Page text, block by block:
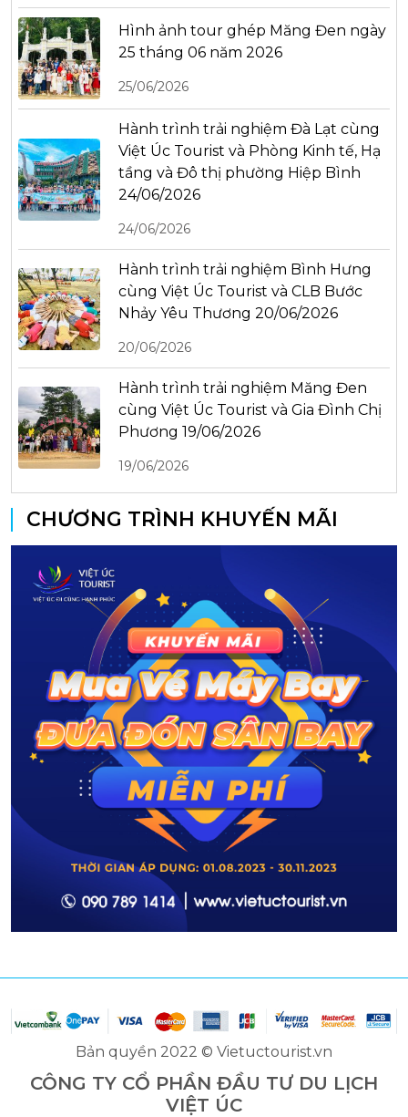
Hình ảnh tour ghép Măng Đen ngày
25 tháng 06 năm 2026
25/06/2026
Hành trình trải nghiệm Đà Lạt cùng
Việt Úc Tourist và Phòng Kinh tế, Hạ
tầng và Đô thị phường Hiệp Bình
24/06/2026
24/06/2026
Hành trình trải nghiệm Bình Hưng
cùng Việt Úc Tourist và CLB Bước
Nhảy Yêu Thương 20/06/2026
20/06/2026
Hành trình trải nghiệm Măng Đen
cùng Việt Úc Tourist và Gia Đình Chị
Phương 19/06/2026
19/06/2026
CHƯƠNG TRÌNH KHUYẾN MÃI
Bản quyền 2022 © Vietuctourist.vn
CÔNG TY CỔ PHẦN ĐẦU TƯ DU LỊCH
VIỆT ÚC